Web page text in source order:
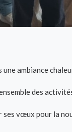
une ambiance
des
ses vœux pour la